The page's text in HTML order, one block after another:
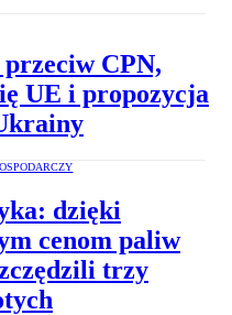
CPN,
UE i propozycja
dzięki
cenom paliw
trzy